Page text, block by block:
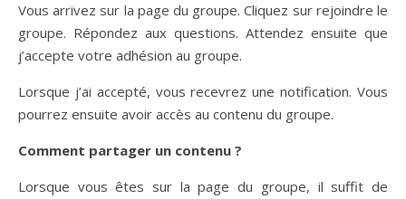
Vous arrivez sur la page du groupe. Cliquez sur rejoindre le
groupe. Répondez aux questions. Attendez ensuite que
j’accepte votre adhésion au groupe.
Lorsque j’ai accepté, vous recevrez une notification. Vous
pourrez ensuite avoir accès au contenu du groupe.
Comment partager un contenu ?
Lorsque vous êtes sur la page du groupe, il suffit de